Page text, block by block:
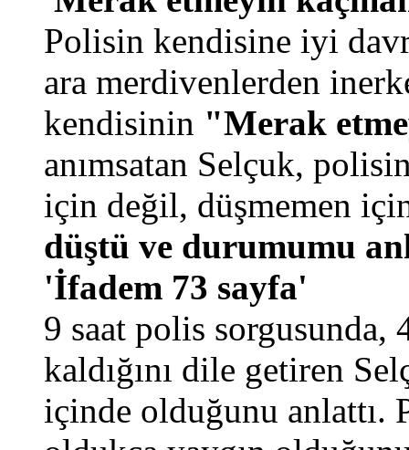
Polisin kendisine iyi
ara merdivenlerden
kendisinin "Merak
anımsatan Selçuk,
için değil, düşmemen
düştü ve durumumu
'İfadem 73 sayfa'
9 saat polis sorgusunda,
kaldığını dile getiren
içinde olduğunu anlattı.